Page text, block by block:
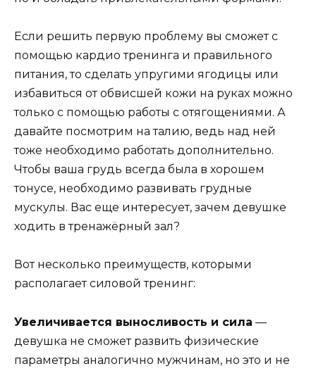
Если решить первую проблему вы сможет с
помощью кардио тренинга и правильного
питания, то сделать упругими ягодицы или
избавиться от обвисшей кожи на руках можно
только с помощью работы с отягощениями. А
давайте посмотрим на талию, ведь над ней
тоже необходимо работать дополнительно.
Чтобы ваша грудь всегда была в хорошем
тонусе, необходимо развивать грудные
мускулы. Вас еще интересует, зачем девушке
ходить в тренажёрный зал?
Вот несколько преимуществ, которыми
располагает силовой тренинг:
Увеличивается выносливость и сила —
девушка не сможет развить физические
параметры аналогично мужчинам, но это и не